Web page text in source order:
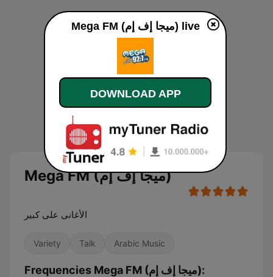
Mega FM (ميجا إف إم)
الأغانى على كبير
Variety Talk Arabic Music
Frequencies Mega FM (ميجا إف إم):
Mega FM (ميجا إف إم) live
DOWNLOAD APP